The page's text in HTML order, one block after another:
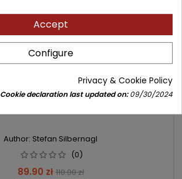
Author: Stefan Silbernagl
(0)
Price
89.90 zł Regular
110.00 zł
Accept
Configure
Privacy & Cookie Policy
Cookie declaration last updated on:09/30/2024